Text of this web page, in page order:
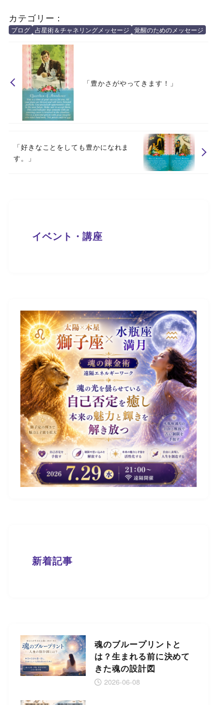
カテゴリー：
ブログ 占星術＆チャネリングメッセージ 覚醒のためのメッセージ
「豊かさがやってきます！」
「好きなことをしても豊かになれま
す。」
イベント・講座
新着記事
魂のブループリントと
は？生まれる前に決めて
きた魂の設計図
2026-06-08